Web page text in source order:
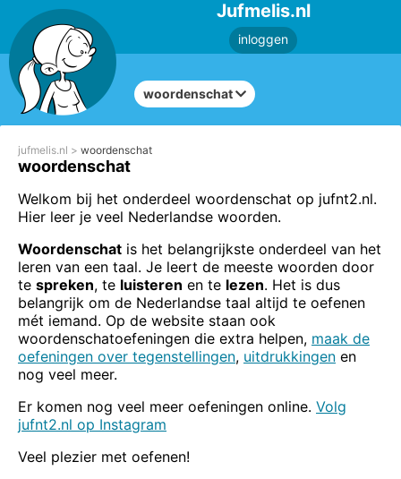
Jufmelis.nl
inloggen
woordenschat
jufmelis.nl woordenschat
woordenschat
Welkom bij het onderdeel woordenschat op jufnt2.nl.
Hier leer je veel Nederlandse woorden.
Woordenschat is het belangrijkste onderdeel van het
leren van een taal. Je leert de meeste woorden door
te spreken, te luisteren en te lezen. Het is dus
belangrijk om de Nederlandse taal altijd te oefenen
mét iemand. Op de website staan ook
woordenschatoefeningen die extra helpen, maak de
oefeningen over tegenstellingen, uitdrukkingen en
nog veel meer.
Er komen nog veel meer oefeningen online. Volg
jufnt2.nl op Instagram
Veel plezier met oefenen!